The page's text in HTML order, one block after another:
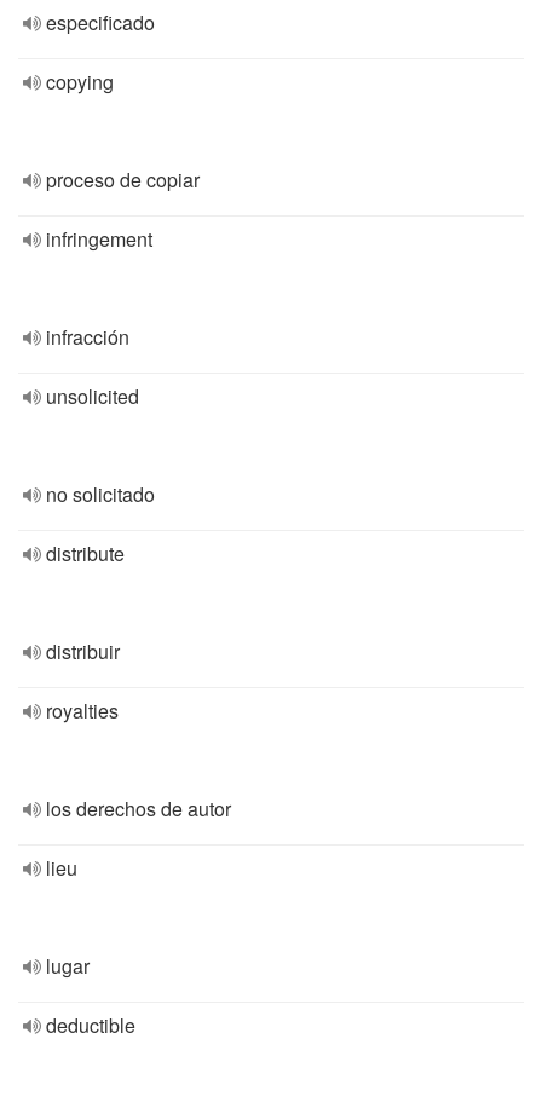
especificado
copying
proceso de copiar
infringement
infracción
unsolicited
no solicitado
distribute
distribuir
royalties
los derechos de autor
lieu
lugar
deductible